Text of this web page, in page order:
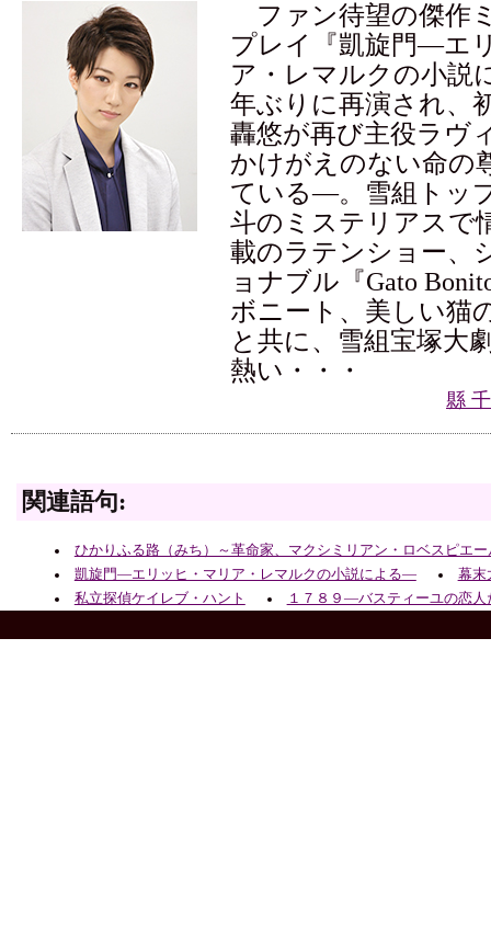
ファン待望の傑作
プレイ『凱旋門―エ
ア・レマルクの小説
年ぶりに再演され、
轟悠が再び主役ラヴ
かけがえのない命の
ている―。雪組トッ
斗のミステリアスで
載のラテンショー、
ョナブル『Gato
ボニート、美しい猫
と共に、雪組宝塚大
熱い・・・
縣
関連語句:
ひかりふる路（みち）～革命家、マクシミリアン・ロベスピエー
凱旋門―エリッヒ・マリア・レマルクの小説による―
幕末
私立探偵ケイレブ・ハント
１７８９―バスティーユの恋